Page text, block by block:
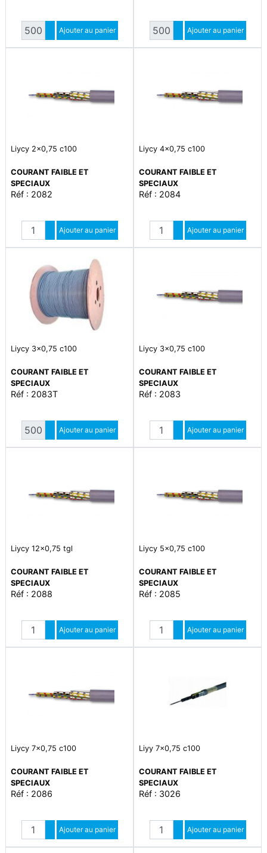
Quantité
Augmenter quantité
Diminuer quantité
Ajouter au panier Quantité
Augmenter quantité
Diminuer quantité
Ajouter au panier
Liycy 2x0,75 c100
COURANT FAIBLE ET
SPECIAUX
Réf : 2082
Quantité
Augmenter quantité
Diminuer quantité
Ajouter au panier
Liycy 4x0,75 c100
COURANT FAIBLE ET
SPECIAUX
Réf : 2084
Quantité
Augmenter quantité
Diminuer quantité
Ajouter au panier
Liycy 3x0,75 c100
COURANT FAIBLE ET
SPECIAUX
Réf : 2083T
Quantité
Augmenter quantité
Diminuer quantité
Ajouter au panier
Liycy 3x0,75 c100
COURANT FAIBLE ET
SPECIAUX
Réf : 2083
Quantité
Augmenter quantité
Diminuer quantité
Ajouter au panier
Liycy 12x0,75 tgl
COURANT FAIBLE ET
SPECIAUX
Réf : 2088
Quantité
Augmenter quantité
Diminuer quantité
Ajouter au panier
Liycy 5x0,75 c100
COURANT FAIBLE ET
SPECIAUX
Réf : 2085
Quantité
Augmenter quantité
Diminuer quantité
Ajouter au panier
Liycy 7x0,75 c100
COURANT FAIBLE ET
SPECIAUX
Réf : 2086
Quantité
Augmenter quantité
Diminuer quantité
Ajouter au panier
Liyy 7x0,75 c100
COURANT FAIBLE ET
SPECIAUX
Réf : 3026
Quantité
Augmenter quantité
Diminuer quantité
Ajouter au panier